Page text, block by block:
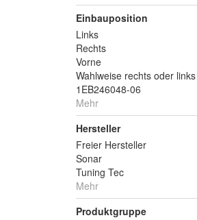
Einbauposition
Links
Rechts
Vorne
Wahlweise rechts oder links
1EB246048-06
Mehr
Hersteller
Freier Hersteller
Sonar
Tuning Tec
Mehr
Produktgruppe